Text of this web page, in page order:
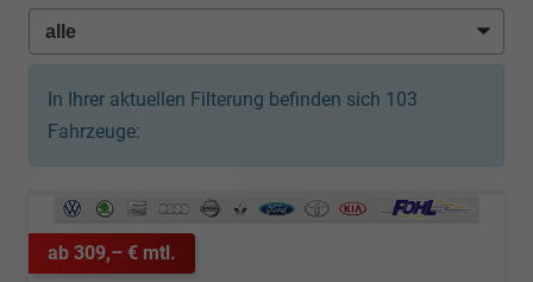
In Ihrer aktuellen Filterung befinden sich 103
Fahrzeuge:
ab 309,– € mtl.